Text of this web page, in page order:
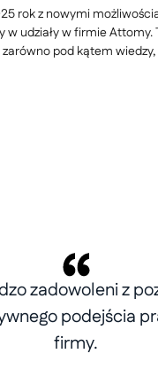
rok z nowymi
w udziały w firmie Attomy.
zarówno pod kątem
zadowoleni z
podejścia
firmy.